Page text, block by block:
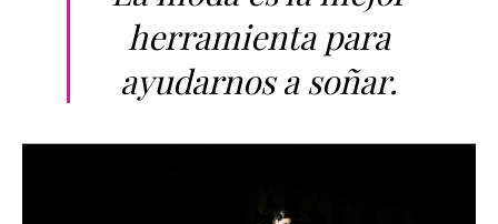
herramienta para
ayudarnos a soñar.